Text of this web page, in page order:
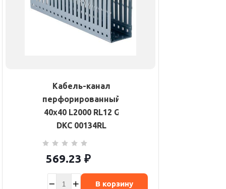
Кабель-канал
перфорированный
40х40 L2000 RL12 G
DKC 00134RL
569.23 ₽
В корзину